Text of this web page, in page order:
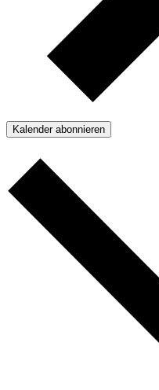
Kalender abonnieren